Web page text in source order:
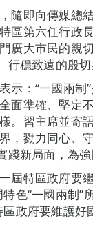
隨即向傳媒總
區第六任行政
廣大市民的親
行穩致遠的殷
示：“一國兩
面準確、堅定
。習主席並寄
，勠力同心、
踐新局面，為
屆特區政府要
色“一國兩制
政府要維護